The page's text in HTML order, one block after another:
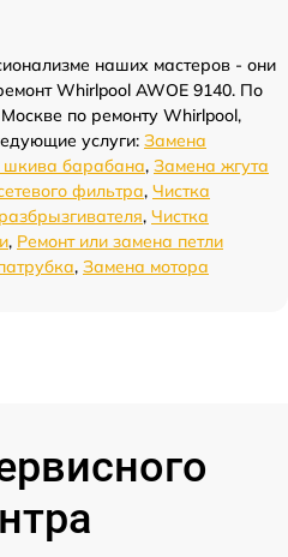
наших мастеров - они
Whirlpool AWOE 9140. По
по ремонту Whirlpool,
услуги: Замена
барабана, Замена жгута
фильтра, Чистка
, Чистка
, Ремонт или замена петли
, Замена мотора